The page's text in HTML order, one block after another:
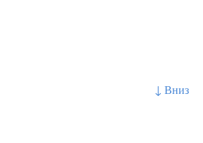
↓ Вниз